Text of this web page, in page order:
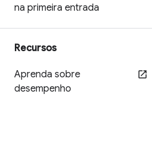
na primeira entrada
Recursos
Aprenda sobre
desempenho